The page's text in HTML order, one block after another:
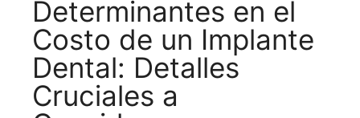
Determinantes en el
Costo de un Implante
Dental: Detalles
Cruciales a